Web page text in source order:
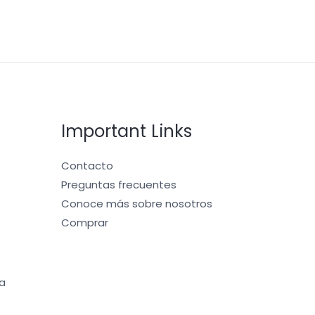
Important Links
Contacto
Preguntas frecuentes
Conoce más sobre nosotros
Comprar